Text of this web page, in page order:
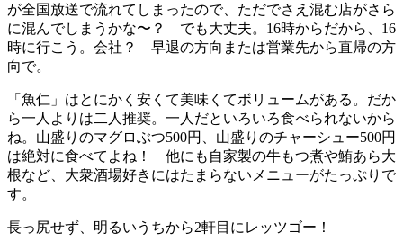
が全国放送で流れてしまったので、ただでさえ混む店がさら
に混んでしまうかな〜？ でも大丈夫。16時からだから、16
時に行こう。会社？ 早退の方向または営業先から直帰の方
向で。
「魚仁」はとにかく安くて美味くてボリュームがある。だか
ら一人よりは二人推奨。一人だといろいろ食べられないから
ね。山盛りのマグロぶつ500円、山盛りのチャーシュー500円
は絶対に食べてよね！ 他にも自家製の牛もつ煮や鮪あら大
根など、大衆酒場好きにはたまらないメニューがたっぷりで
す。
長っ尻せず、明るいうちから2軒目にレッツゴー！